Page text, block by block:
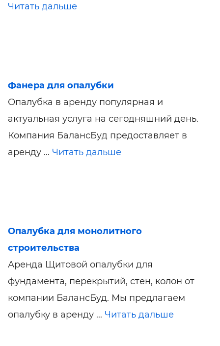
Читать дальше
Фанера для опалубки
Опалубка в аренду популярная и
актуальная услуга на сегодняшний день.
Компания БалансБуд предоставляет в
аренду ... Читать дальше
Опалубка для монолитного
строительства
Аренда Щитовой опалубки для
фундамента, перекрытий, стен, колон от
компании БалансБуд. Мы предлагаем
опалубку в аренду ... Читать дальше